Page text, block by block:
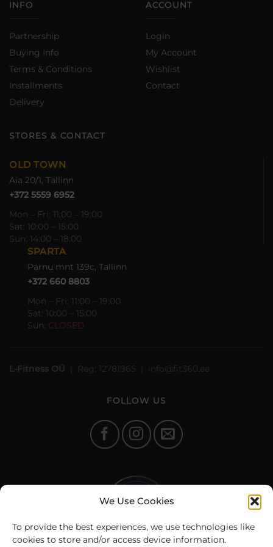
We Use Cookies
To provide the best experiences, we use technologies like
cookies to store and/or access device information.
INFO
Partnership
Buying Info
Terms & Conditions
Installments
Delivery
ACCOUNT
Login
My Account
Wishlist
Contact
STORES & CONTACT
OLD TOWN
Aia 20/1, Tallinn
+372 5559 6952
Mon – Fri: 11:00 – 19:00
Sat: 10:00 – 15:00
Sun: 14:00 – 18:00
SPARTA
Pärnu mnt 139c, Tallinn
+372 660 8803
Mon – Fri: 11:00 – 19:00
Sat: 10:00 – 15:00
Sun: CLOSED
L-Fitness OÜ | Reg: 12781965 | info@fit360.ee
FOLLOW US